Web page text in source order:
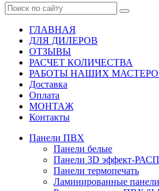
ГЛАВНАЯ
ДЛЯ ДИЛЕРОВ
ОТЗЫВЫ
РАСЧЕТ КОЛИЧЕСТВА
РАБОТЫ НАШИХ
Доставка
Оплата
МОНТАЖ
Контакты
Панели ПВХ
Панели белые
Панели 3D эффект-
Панели термопечать
Ламинированные панели